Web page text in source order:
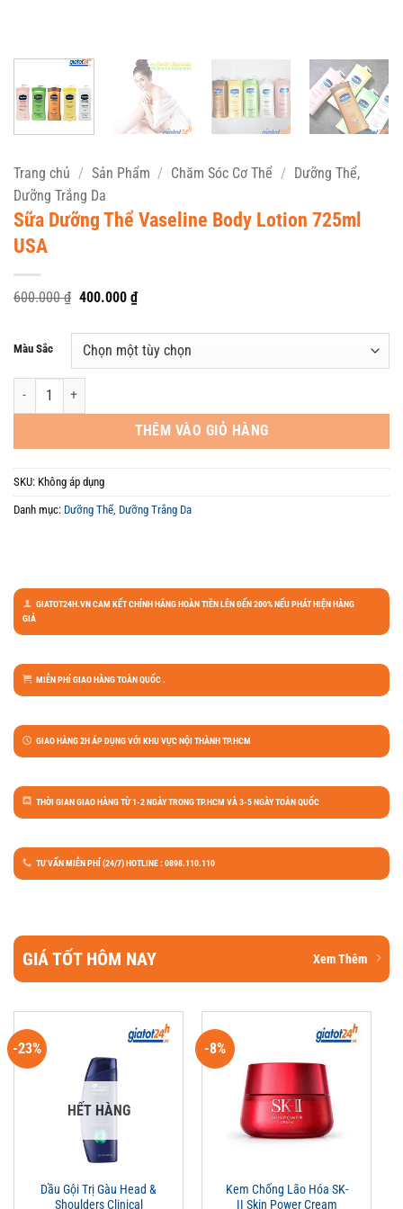
Trang chủ / Sản Phẩm / Chăm Sóc Cơ Thể / Dưỡng Thể,
Dưỡng Trắng Da
Sữa Dưỡng Thể Vaseline Body Lotion 725ml
USA
600.000₫ Giá
600.000 ₫.
400.000 ₫Giá
hiện
là:
400.000 ₫.
Màu Sắc
Sữa Dưỡng Thể Vaseline Body Lotion 725ml USA số lượng
THÊM VÀO GIỎ HÀNG
SKU: Không áp dụng
Danh mục: Dưỡng Thể, Dưỡng Trắng Da
GIATOT24H.VN CAM KẾT CHÍNH HÃNG HOÀN TIỀN LÊN ĐẾN 200% NẾU PHÁT HIỆN HÀNG
GIẢ
MIỄN PHÍ GIAO HÀNG TOÀN QUỐC .
GIAO HÀNG 2H ÁP DỤNG VỚI KHU VỰC NỘI THÀNH TP.HCM
THỜI GIAN GIAO HÀNG TỪ 1-2 NGÀY TRONG TP.HCM VÀ 3-5 NGÀY TOÀN QUỐC
TƯ VẤN MIỄN PHÍ (24/7) HOTLINE : 0898.110.110
GIÁ TỐT HÔM NAY Xem Thêm
-23%
HẾT HÀNG
Dầu Gội Trị Gàu Head &
Shoulders Clinical
-8%
Kem Chống Lão Hóa SK-
II Skin Power Cream